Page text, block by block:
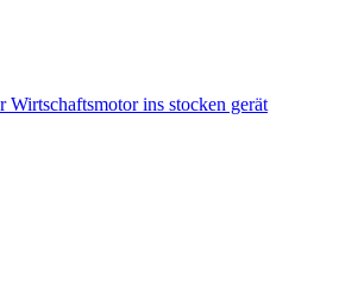
Wirtschaftsmotor ins stocken gerät